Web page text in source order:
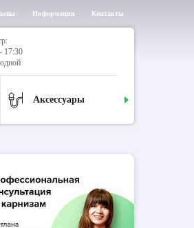
Информация Контакты
17:30
Аксессуары